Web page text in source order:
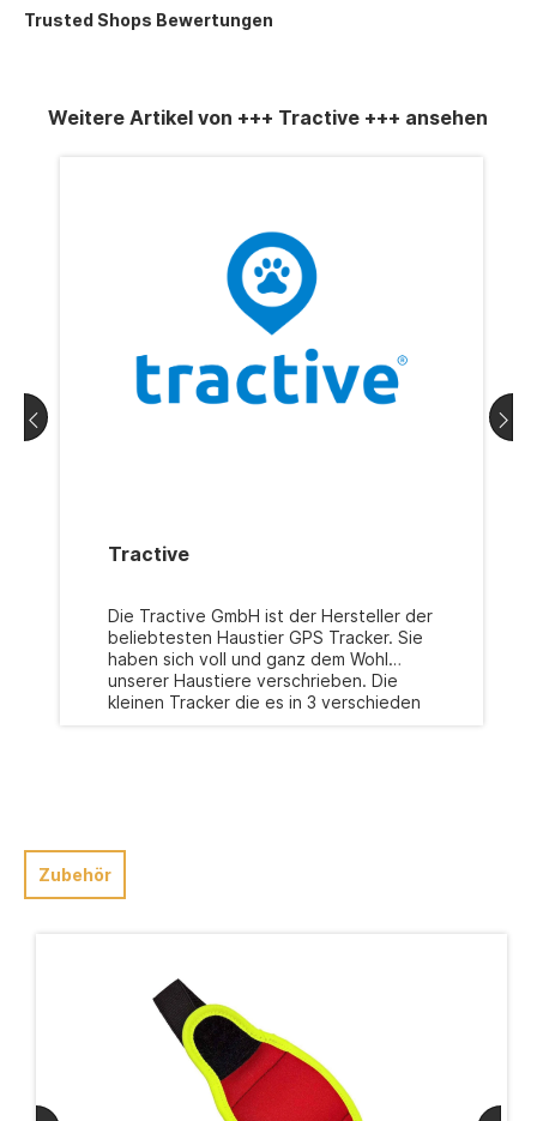
Trusted Shops Bewertungen
Weitere Artikel von +++ Tractive +++ ansehen
Tractive
Die Tractive GmbH ist der Hersteller der
beliebtesten Haustier GPS Tracker. Sie
haben sich voll und ganz dem Wohl
unserer Haustiere verschrieben. Die
kleinen Tracker die es in 3 verschieden
tatsächlich günstig.Nicht nur das Wissen
um den Aufenthaltsorts unseres
Haustiers, auch über seine Aktivität und
bei Verlassen eines bestimmten
Bereiches, werden wir per App
alarmiert.Was uns von diesem Hersteller
überzeugt:Robuste und technisch
einwandfreie ProdukteGünstige Abo
ModelleGrößen passend für kleine bis
große Hunde und KatzenFlexible
Zubehör